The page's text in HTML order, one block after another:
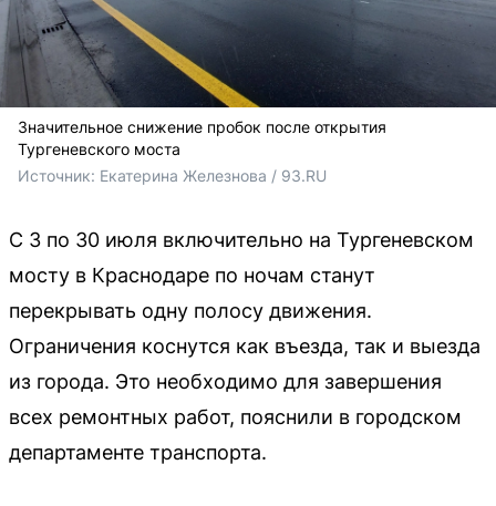
Значительное снижение пробок после открытия
Тургеневского моста
Источник: Екатерина Железнова / 93.RU
С 3 по 30 июля включительно на Тургеневском
мосту в Краснодаре по ночам станут
перекрывать одну полосу движения.
Ограничения коснутся как въезда, так и выезда
из города. Это необходимо для завершения
всех ремонтных работ, пояснили в городском
департаменте транспорта.